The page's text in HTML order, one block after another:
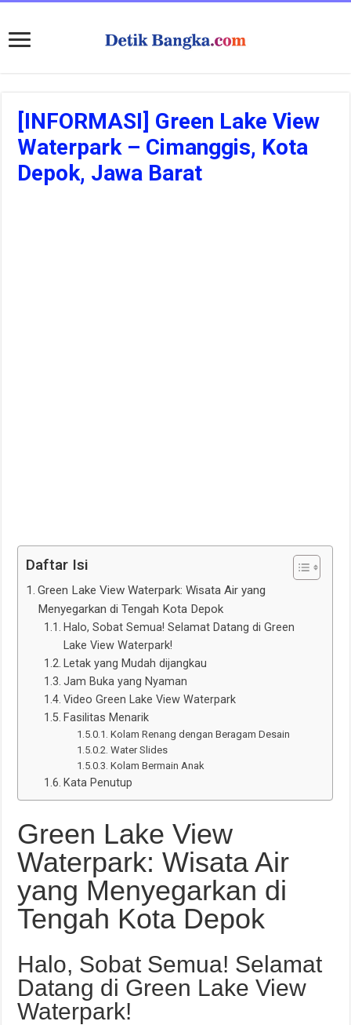
[INFORMASI] Green Lake View
Waterpark – Cimanggis, Kota
Depok, Jawa Barat
Daftar Isi
Green Lake View Waterpark: Wisata Air yang
Menyegarkan di Tengah Kota Depok
Halo, Sobat Semua! Selamat Datang di Green
Lake View Waterpark!
Letak yang Mudah dijangkau
Jam Buka yang Nyaman
Video Green Lake View Waterpark
Fasilitas Menarik
Kolam Renang dengan Beragam Desain
Water Slides
Kolam Bermain Anak
Kata Penutup
Green Lake View
Waterpark: Wisata Air
yang Menyegarkan di
Tengah Kota Depok
Halo, Sobat Semua! Selamat
Datang di Green Lake View
Waterpark!